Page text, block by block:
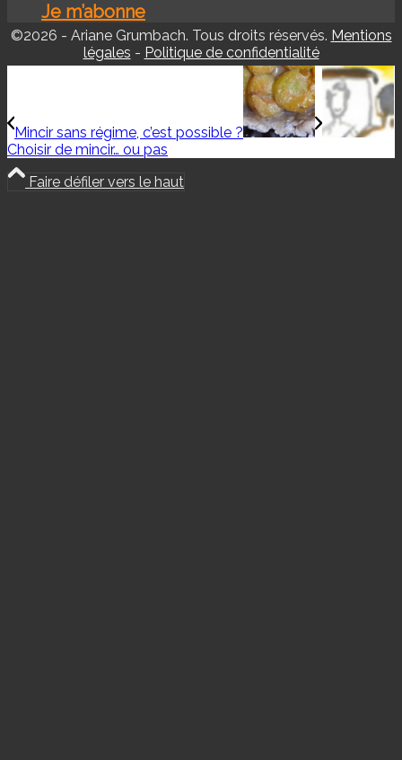
Je m’abonne
©2026 - Ariane Grumbach. Tous droits réservés. Mentions
légales - Politique de confidentialité
Mincir sans régime, c’est possible ?
Choisir de mincir… ou pas
Faire défiler vers le haut